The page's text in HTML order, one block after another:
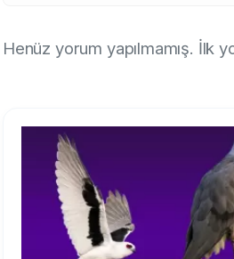
Henüz yorum yapılmamış. İlk